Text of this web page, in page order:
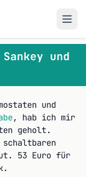
und
und
, hab ich mir
geholt.
schaltbaren
53 Euro für